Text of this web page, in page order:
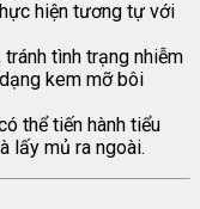
hiện tương tự với
tình trạng nhiễm
kem mỡ bôi
thể tiến hành tiểu
lấy mủ ra ngoài.